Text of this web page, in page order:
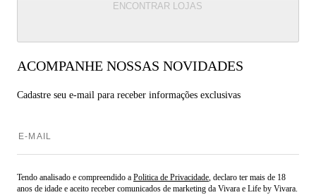
ENCONTRAR LOJAS
ACOMPANHE NOSSAS NOVIDADES
Cadastre seu e-mail para receber informações exclusivas
Tendo analisado e compreendido a Politica de Privacidade, declaro ter mais de 18
anos de idade e aceito receber comunicados de marketing da Vivara e Life by Vivara.